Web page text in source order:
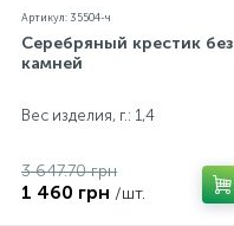
Артикул: 35504-ч
Серебряный крестик без
камней
Вес изделия, г.: 1,4
3 647.70 грн
1 460 грн /шт.